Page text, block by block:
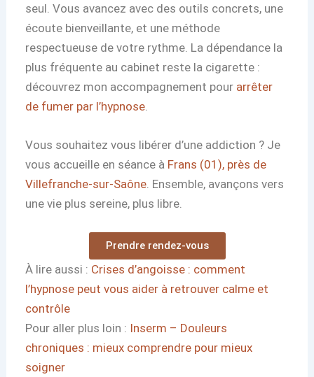
seul. Vous avancez avec des outils concrets, une
écoute bienveillante, et une méthode
respectueuse de votre rythme. La dépendance la
plus fréquente au cabinet reste la cigarette :
découvrez mon accompagnement pour arrêter
de fumer par l’hypnose
Vous souhaitez vous libérer d’une addiction ? Je
vous accueille en séance à Frans (01), près de
Villefranche-sur-Saône. Ensemble, avançons vers
une vie plus sereine, plus libre.
Prendre rendez-vous
À lire aussi : Crises d’angoisse : comment
l’hypnose peut vous aider à retrouver calme et
contrôle
Pour aller plus loin : Inserm – Douleurs
chroniques : mieux comprendre pour mieux
soigner